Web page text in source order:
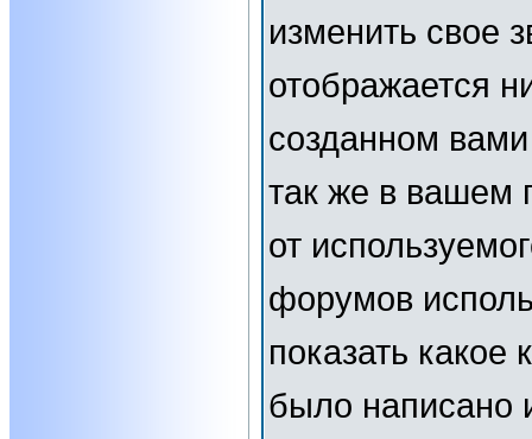
изменить свое
отображается
созданном
так же в вашем
от
форумов
показать какое
было написано